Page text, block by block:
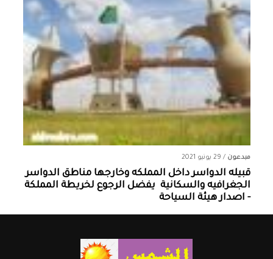
مبدعون / 29 يونيو 2021
قبيله الدواسر داخل المملكه وخارجها ‏مناطق الدواسر
الجغرافيه والسكانية ‏ يفضل الرجوع لخريطة المملكة
- اصدار هيئة السياحة